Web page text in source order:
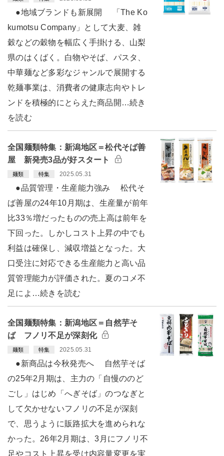
●地域ブランドも新展開 「The Ko
kumotsu Company」として大麦、雑
穀などの穀物を幅広く手掛ける、山梨
県のはくばく。白物やそば、パスタ、
中華麺など多彩なジャンルで展開する
乾麺事業は、消費者の健康志向やトレ
ンドを積極的にとらえた商品開…続き
を読む
全国麺類特集：新潟地区＝松代そば善
屋 新発売3品が好スタート
麺類 特集 2025.05.31
●品質管理・生産能力強み 松代そ
ば善屋の24年10月期は、生産量が前年
比33％増だったものの売上高は前年を
下回った。しかしコスト上昇の中でも
利益は確保し、減収増益となった。大
口受注に対応できる生産能力と高い品
質管理能力が評価された。夏のコメ不
足によ…続きを読む
全国麺類特集：新潟地区＝自然芋そ
ば フノリ不足が深刻化
麺類 特集 2025.05.31
●新商品は今秋発売へ 自然芋そば
の25年2月期は、主力の「自慢ののど
ごし」はじめ「へぎそば」のつなぎと
して欠かせないフノリの不足が深刻
で、思うように販路拡大を進められな
かった。26年2月期は、3月にフノリ不
足やコスト上昇を受け内容量変更を実